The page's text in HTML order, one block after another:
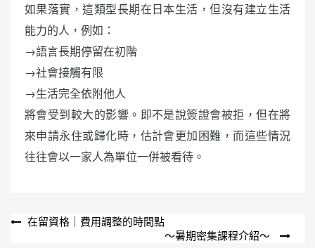
如果落實，這類型長期在日本生活，但沒有建立生活
能力的人，例如：
→語言長期停留在初階
→社會接觸有限
→生活完全依附他人
將會受到較大的影響。即不是說簽證會被拒，但在將
來申請永住或歸化時，估計會更加困難，而這些情況
往往會以一家人為單位一併被看待。
文 在留資格｜費用調整的時間點
～暑期密集課程介紹～